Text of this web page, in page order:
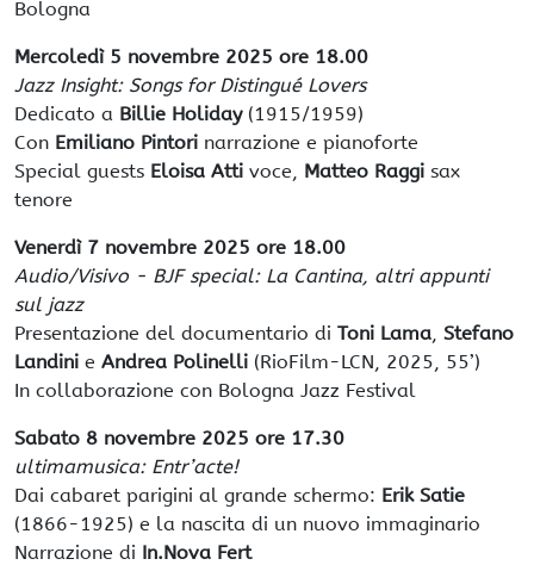
Bologna
Mercoledì 5 novembre 2025 ore 18.00
Jazz Insight: Songs for Distingué Lovers
Dedicato a Billie Holiday(1915/1959)
Con Emiliano Pintori narrazione e pianoforte
Special guests Eloisa Atti voce, Matteo Raggi sax
tenore
Venerdì 7 novembre 2025 ore 18.00
Audio/Visivo - BJF special: La Cantina, altri appunti
sul jazz
Presentazione del documentario di Toni Lama, Stefano
Landini e Andrea Polinelli (RioFilm-LCN, 2025, 55’)
In collaborazione con Bologna Jazz Festival
Sabato 8 novembre 2025 ore 17.30
ultimamusica: Entr’acte!
Dai cabaret parigini al grande schermo: Erik Satie
(1866-1925) e la nascita di un nuovo immaginario
Narrazione di In.Nova Fert